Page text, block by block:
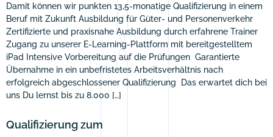
Damit können wir punkten 13,5-monatige Qualifizierung in einem
Beruf mit Zukunft Ausbildung für Güter- und Personenverkehr
Zertifizierte und praxisnahe Ausbildung durch erfahrene Trainer
Zugang zu unserer E-Learning-Plattform mit bereitgestelltem
iPad Intensive Vorbereitung auf die Prüfungen Garantierte
Übernahme in ein unbefristetes Arbeitsverhältnis nach
erfolgreich abgeschlossener Qualifizierung Das erwartet dich bei
uns Du lernst bis zu 8.000 […]
Qualifizierung zum